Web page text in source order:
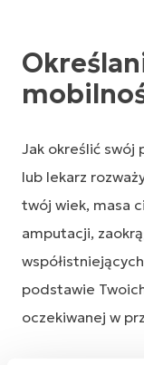
Jak określić swój
lub lekarz
twój wiek, masa
amputacji,
podstawie
oczekiwanej w